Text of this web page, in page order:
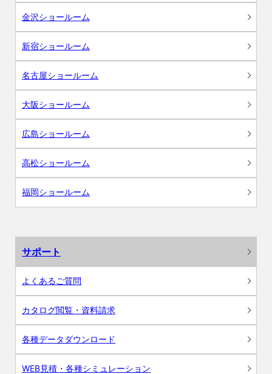
金沢ショールーム
新宿ショールーム
名古屋ショールーム
大阪ショールーム
広島ショールーム
高松ショールーム
福岡ショールーム
サポート
よくあるご質問
カタログ閲覧・資料請求
各種データダウンロード
WEB見積・各種シミュレーション